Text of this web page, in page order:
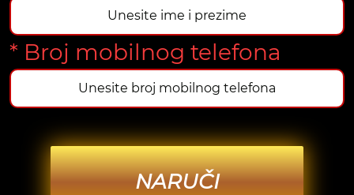
* Broj mobilnog telefona
NARUČI